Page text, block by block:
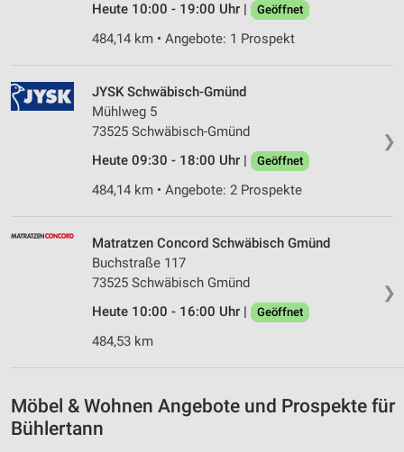
Heute 10:00 - 19:00 Uhr |
Geöffnet
484,14 km • Angebote: 1 Prospekt
❯
JYSK Schwäbisch-Gmünd
Mühlweg 5
73525 Schwäbisch-Gmünd
Heute 09:30 - 18:00 Uhr |
Geöffnet
484,14 km • Angebote: 2 Prospekte
❯
Matratzen Concord Schwäbisch Gmünd
Buchstraße 117
73525 Schwäbisch Gmünd
Heute 10:00 - 16:00 Uhr |
Geöffnet
484,53 km
Möbel & Wohnen Angebote und Prospekte für
Bühlertann